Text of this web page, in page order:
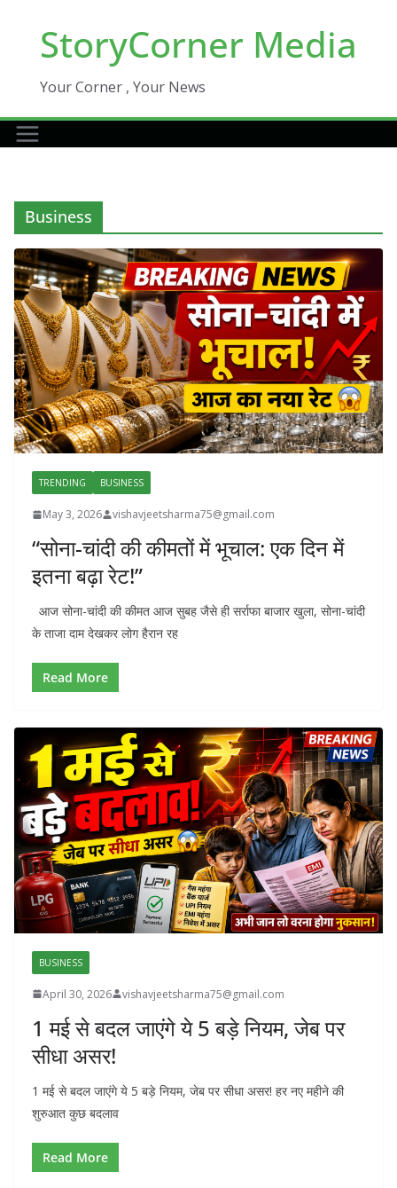
contentStoryCorner Media
Your Corner , Your News
Business
TRENDING BUSINESS
May 3, 2026 vishavjeetsharma75@gmail.com
“सोना-चांदी की कीमतों में भूचाल: एक दिन में
इतना बढ़ा रेट!”
आज सोना-चांदी की कीमत आज सुबह जैसे ही सर्राफा बाजार खुला, सोना-चांदी
के ताजा दाम देखकर लोग हैरान रह
Read More
BUSINESS
April 30, 2026 vishavjeetsharma75@gmail.com
1 मई से बदल जाएंगे ये 5 बड़े नियम, जेब पर
सीधा असर!
1 मई से बदल जाएंगे ये 5 बड़े नियम, जेब पर सीधा असर! हर नए महीने की
शुरुआत कुछ बदलाव
Read More